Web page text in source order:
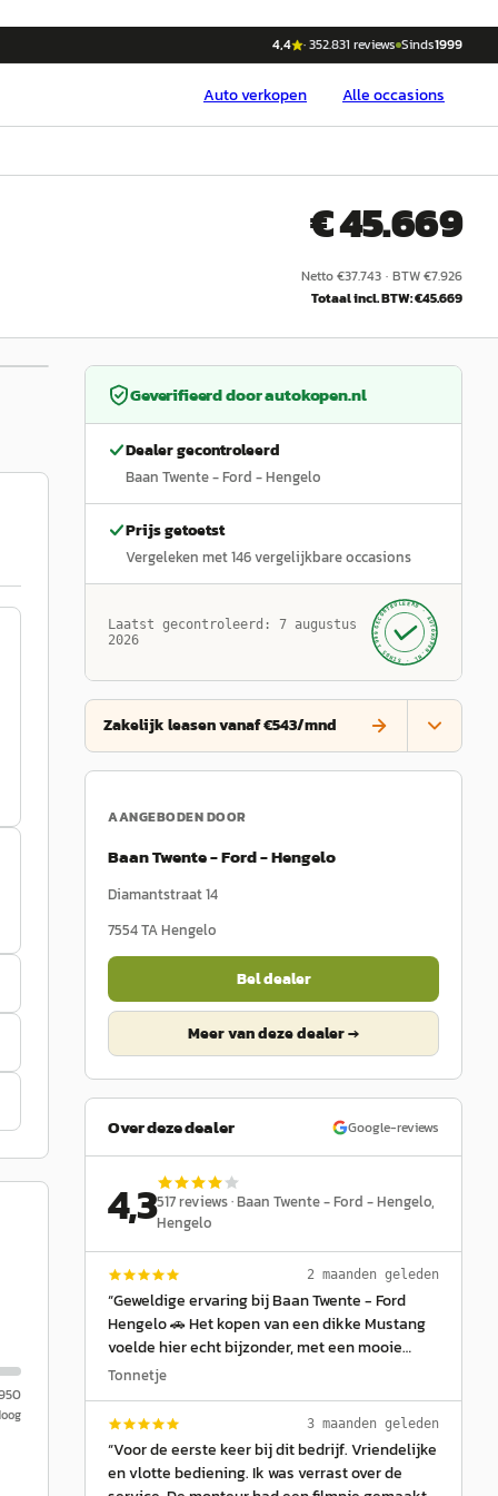
4,4 ·352.831 reviews Sinds1999
Autoverkopen Alle occasions
€ 45.669
Netto €37.743 · BTW €7.926
Totaal incl. BTW: €45.669
1/6
Geverifieerd doorautokopen.nl
Dealer gecontroleerd
Baan Twente - Ford - Hengelo
Prijs getoetst
Vergeleken met146vergelijkbare occasions
Laatst gecontroleerd: 7 augustus
2026
GECONTROLEERD ·
AUTOKOPEN.NL
· SINDS 1999 ·
Zakelijk leasen vanaf €543/mnd
AANGEBODEN DOOR
Baan Twente - Ford - Hengelo
Diamantstraat 14
7554 TAHengelo
Bel dealer
Meer van deze dealer →
Over deze dealer Google-reviews
4,3517reviews ·Baan Twente - Ford - Hengelo,
Hengelo
2 maanden geleden
“Geweldige ervaring bij Baan Twente - Ford
Hengelo 🚗 Het kopen van een dikke Mustang
voelde hier echt bijzonder, met een mooie
aflevering en professionele begeleiding tijdens
bij onderhoud en service, waarbij alles
duidelijk wordt uitgelegd en goed wordt
uitgevoerd. Ook voor modellen zoals de Ford
Kuga is veel kennis aanwezig binnen het team.
Tonnetje
3 maanden geleden
“Voor de eerste keer bij dit bedrijf. Vriendelijke
en vlotte bediening. Ik was verrast over de